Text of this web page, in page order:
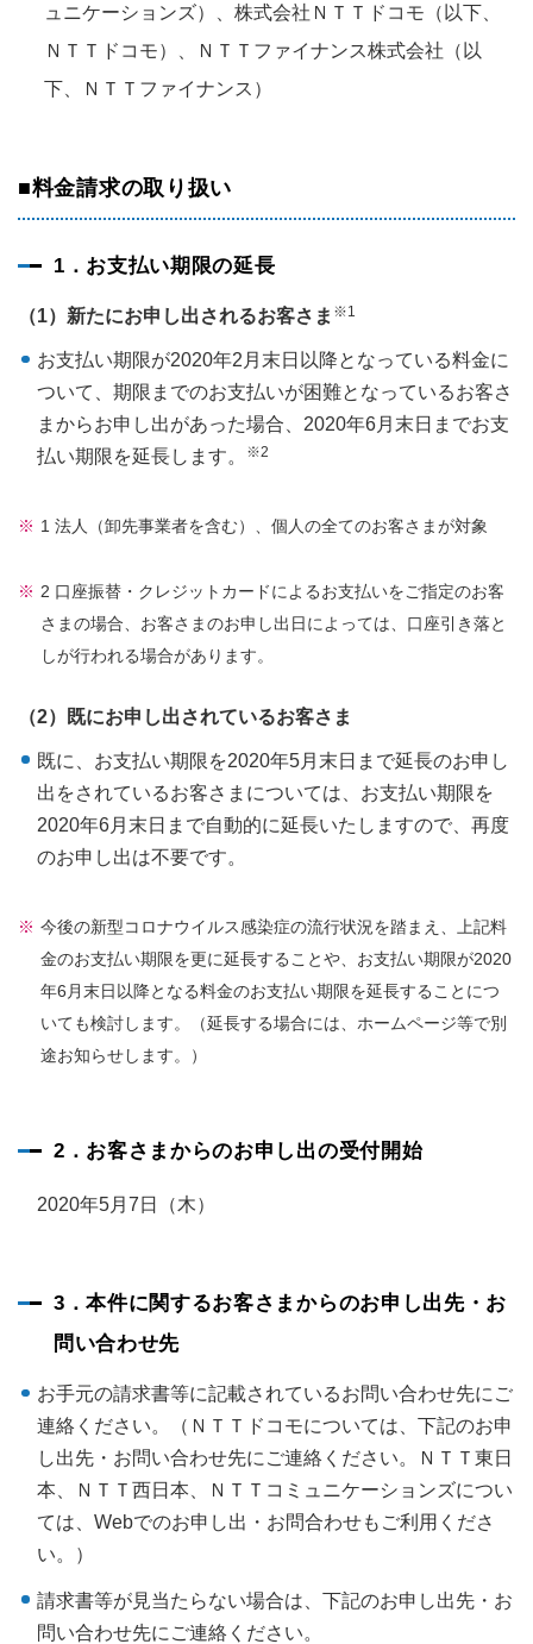
ュニケーションズ）、株式会社ＮＴＴドコモ（以下、
ＮＴＴドコモ）、ＮＴＴファイナンス株式会社（以
下、ＮＴＴファイナンス）
■料金請求の取り扱い
1．お支払い期限の延長
（1）新たにお申し出されるお客さま ※1
お支払い期限が2020年2月末日以降となっている料金に
ついて、期限までのお支払いが困難となっているお客さ
まからお申し出があった場合、2020年6月末日までお支
払い期限を延長します。
※2
1 法人（卸先事業者を含む）、個人の全てのお客さまが対象
2 口座振替・クレジットカードによるお支払いをご指定のお客
さまの場合、お客さまのお申し出日によっては、口座引き落と
しが行われる場合があります。
（2）既にお申し出されているお客さま
既に、お支払い期限を2020年5月末日まで延長のお申し
出をされているお客さまについては、お支払い期限を
2020年6月末日まで自動的に延長いたしますので、再度
のお申し出は不要です。
今後の新型コロナウイルス感染症の流行状況を踏まえ、上記料
金のお支払い期限を更に延長することや、お支払い期限が2020
年6月末日以降となる料金のお支払い期限を延長することにつ
いても検討します。（延長する場合には、ホームページ等で別
途お知らせします。）
2．お客さまからのお申し出の受付開始
2020年5月7日（木）
3．本件に関するお客さまからのお申し出先・お
問い合わせ先
お手元の請求書等に記載されているお問い合わせ先にご
連絡ください。（ＮＴＴドコモについては、下記のお申
し出先・お問い合わせ先にご連絡ください。ＮＴＴ東日
本、ＮＴＴ西日本、ＮＴＴコミュニケーションズについ
ては、Webでのお申し出・お問合わせもご利用くださ
い。）
請求書等が見当たらない場合は、下記のお申し出先・お
問い合わせ先にご連絡ください。